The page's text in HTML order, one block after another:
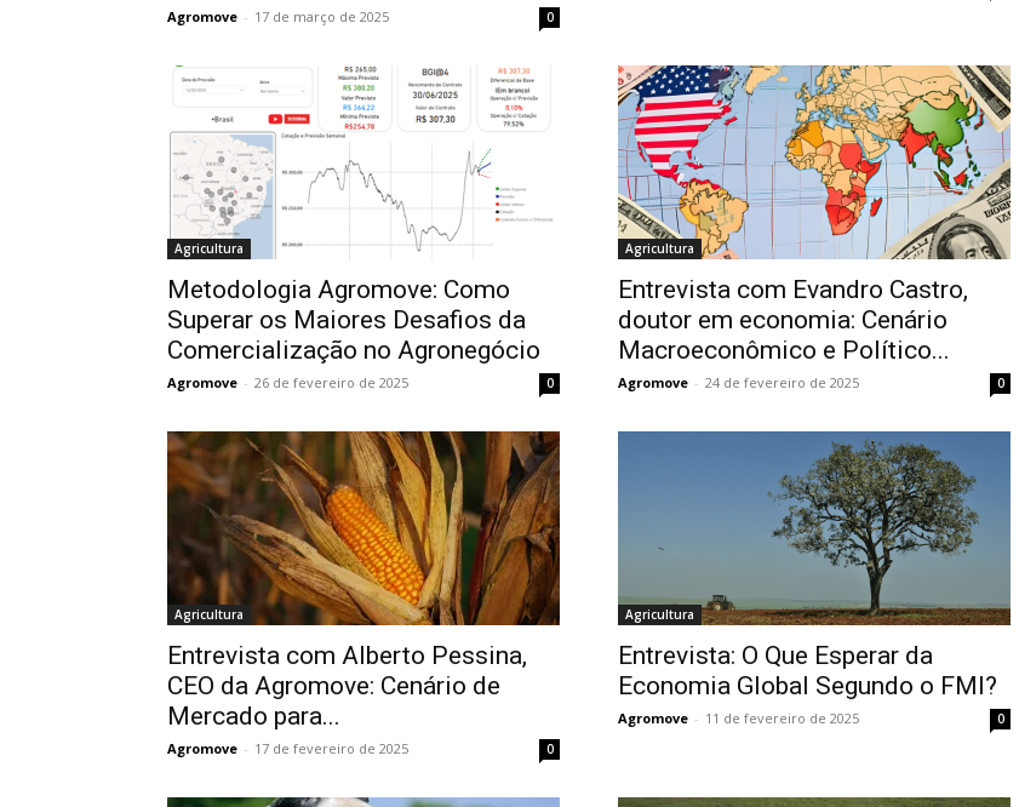
Agromove - 17 de março de 2025 0
Agricultura
Metodologia Agromove: Como
Superar os Maiores Desafios da
Comercialização no Agronegócio
Agromove - 26 de fevereiro de 2025 0
Agricultura
Entrevista com Evandro Castro,
doutor em economia: Cenário
Macroeconômico e Político...
Agromove - 24 de fevereiro de 2025 0
Agricultura
Entrevista com Alberto Pessina,
CEO da Agromove: Cenário de
Mercado para...
Agromove - 17 de fevereiro de 2025 0
Agricultura
Entrevista: O Que Esperar da
Economia Global Segundo o FMI?
Agromove - 11 de fevereiro de 2025 0